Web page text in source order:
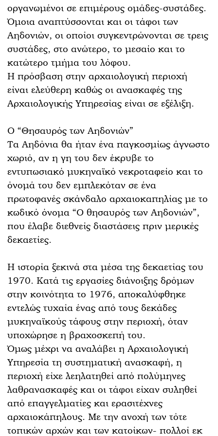
οργανωμένοι σε επιμέρους ομάδες-συστάδες.
Όμοια αναπτύσσονται και οι τάφοι των
Αηδονιών, οι οποίοι συγκεντρώνονται σε τρεις
συστάδες, στο ανώτερο, το μεσαίο και το
κατώτερο τμήμα του λόφου.
Η πρόσβαση στην αρχαιολογική περιοχή
είναι ελεύθερη καθώς οι ανασκαφές της
Αρχαιολογικής Υπηρεσίας είναι σε εξέλιξη.
Ο “Θησαυρός των Αηδονιών”
Τα Αηδόνια θα ήταν ένα παγκοσμίως άγνωστο
χωριό, αν η γη του δεν έκρυβε το
εντυπωσιακό μυκηναϊκό νεκροταφείο και το
όνομά του δεν εμπλεκόταν σε ένα
πρωτοφανές σκάνδαλο αρχαιοκαπηλίας με το
κωδικό όνομα “Ο θησαυρός των Αηδονιών”,
που έλαβε διεθνείς διαστάσεις πριν μερικές
δεκαετίες.
Η ιστορία ξεκινά στα μέσα της δεκαετίας του
1970. Κατά τις εργασίες διάνοιξης δρόμων
στην κοινότητα το 1976, αποκαλύφθηκε
εντελώς τυχαία ένας από τους δεκάδες
μυκηναϊκούς τάφους στην περιοχή, όταν
υποχώρησε η βραχοσκεπή του.
Όμως μέχρι να αναλάβει η Αρχαιολογική
Υπηρεσία τη συστηματική ανασκαφή, η
περιοχή είχε λεηλατηθεί από πολύμηνες
λαθρανασκαφές και οι τάφοι είχαν συληθεί
από επαγγελματίες και ερασιτέχνες
αρχαιοκάπηλους. Με την ανοχή των τότε
τοπικών αρχών και των κατοίκων- πολλοί εκ